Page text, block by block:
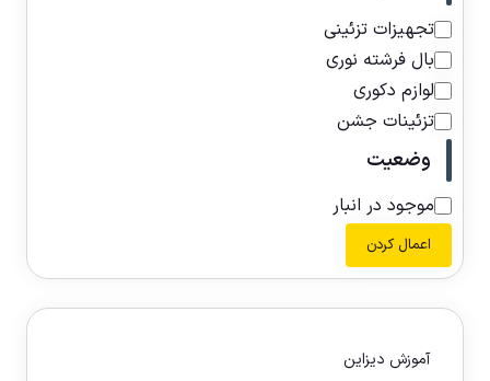
تجهیزات تزئینی
بال فرشته نوری
لوازم دکوری
تزئینات جشن
وضعیت
موجود در انبار
اعمال کردن
آموزش دیزاین